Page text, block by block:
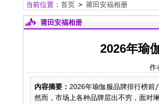
当前位置： 首页> 莆田安福相册
莆田安福相册
2026年瑜
作
内容摘要： 2026年瑜伽服品牌排行榜前
然而，市场上各种品牌层出不穷，面对